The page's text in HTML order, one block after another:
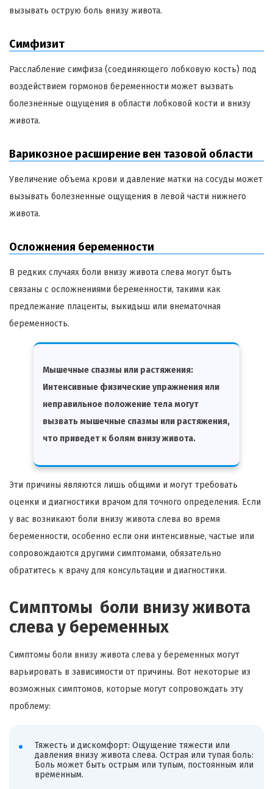
вызывать острую боль внизу живота.
Симфизит
Расслабление симфиза (соединяющего лобковую кость) под
воздействием гормонов беременности может вызвать
болезненные ощущения в области лобковой кости и внизу
живота.
Варикозное расширение вен тазовой области
Увеличение объема крови и давление матки на сосуды может
вызывать болезненные ощущения в левой части нижнего
живота.
Осложнения беременности
В редких случаях боли внизу живота слева могут быть
связаны с осложнениями беременности, такими как
предлежание плаценты, выкидыш или внематочная
беременность.
Мышечные спазмы или растяжения:
Интенсивные физические упражнения или
неправильное положение тела могут
вызвать мышечные спазмы или растяжения,
что приведет к болям внизу живота.
Эти причины являются лишь общими и могут требовать
оценки и диагностики врачом для точного определения. Если
у вас возникают боли внизу живота слева во время
беременности, особенно если они интенсивные, частые или
сопровождаются другими симптомами, обязательно
обратитесь к врачу для консультации и диагностики.
Симптомы боли внизу живота
слева у беременных
Симптомы боли внизу живота слева у беременных могут
варьировать в зависимости от причины. Вот некоторые из
возможных симптомов, которые могут сопровождать эту
проблему:
Тяжесть и дискомфорт: Ощущение тяжести или
давления внизу живота слева. Острая или тупая боль:
Боль может быть острым или тупым, постоянным или
временным.